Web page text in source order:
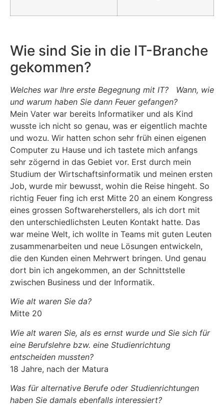
Wie sind Sie in die IT-Branche
gekommen?
Welches war Ihre erste Begegnung mit IT? Wann, wie
und warum haben Sie dann Feuer gefangen?
Mein Vater war bereits Informatiker und als Kind
wusste ich nicht so genau, was er eigentlich machte
und wozu. Wir hatten schon sehr früh einen eigenen
Computer zu Hause und ich tastete mich anfangs
sehr zögernd in das Gebiet vor. Erst durch mein
Studium der Wirtschaftsinformatik und meinen ersten
Job, wurde mir bewusst, wohin die Reise hingeht. So
richtig Feuer fing ich erst Mitte 20 an einem Kongress
eines grossen Softwareherstellers, als ich dort mit
den unterschiedlichsten Leuten Kontakt hatte. Das
war meine Welt, ich wollte in Teams mit guten Leuten
zusammenarbeiten und neue Lösungen entwickeln,
die den Kunden einen Mehrwert bringen. Und genau
dort bin ich angekommen, an der Schnittstelle
zwischen Business und der Informatik.
Wie alt waren Sie da?
Mitte 20
Wie alt waren Sie, als es ernst wurde und Sie sich für
eine Berufslehre bzw. eine Studienrichtung
entscheiden mussten?
18 Jahre, nach der Matura
Was für alternative Berufe oder Studienrichtungen
haben Sie damals ebenfalls interessiert?